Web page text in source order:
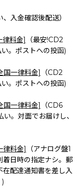
入金確認後配送）
律料金]
（最安!CD2
。ポストへの投函)
国一律料金]
（CD2
。ポストへの投函)
国一律料金]
（CD6
。対面でお届けし、
律料金]
（アナログ盤1
日時の指定ナシ。郵
配達通知書を差し入